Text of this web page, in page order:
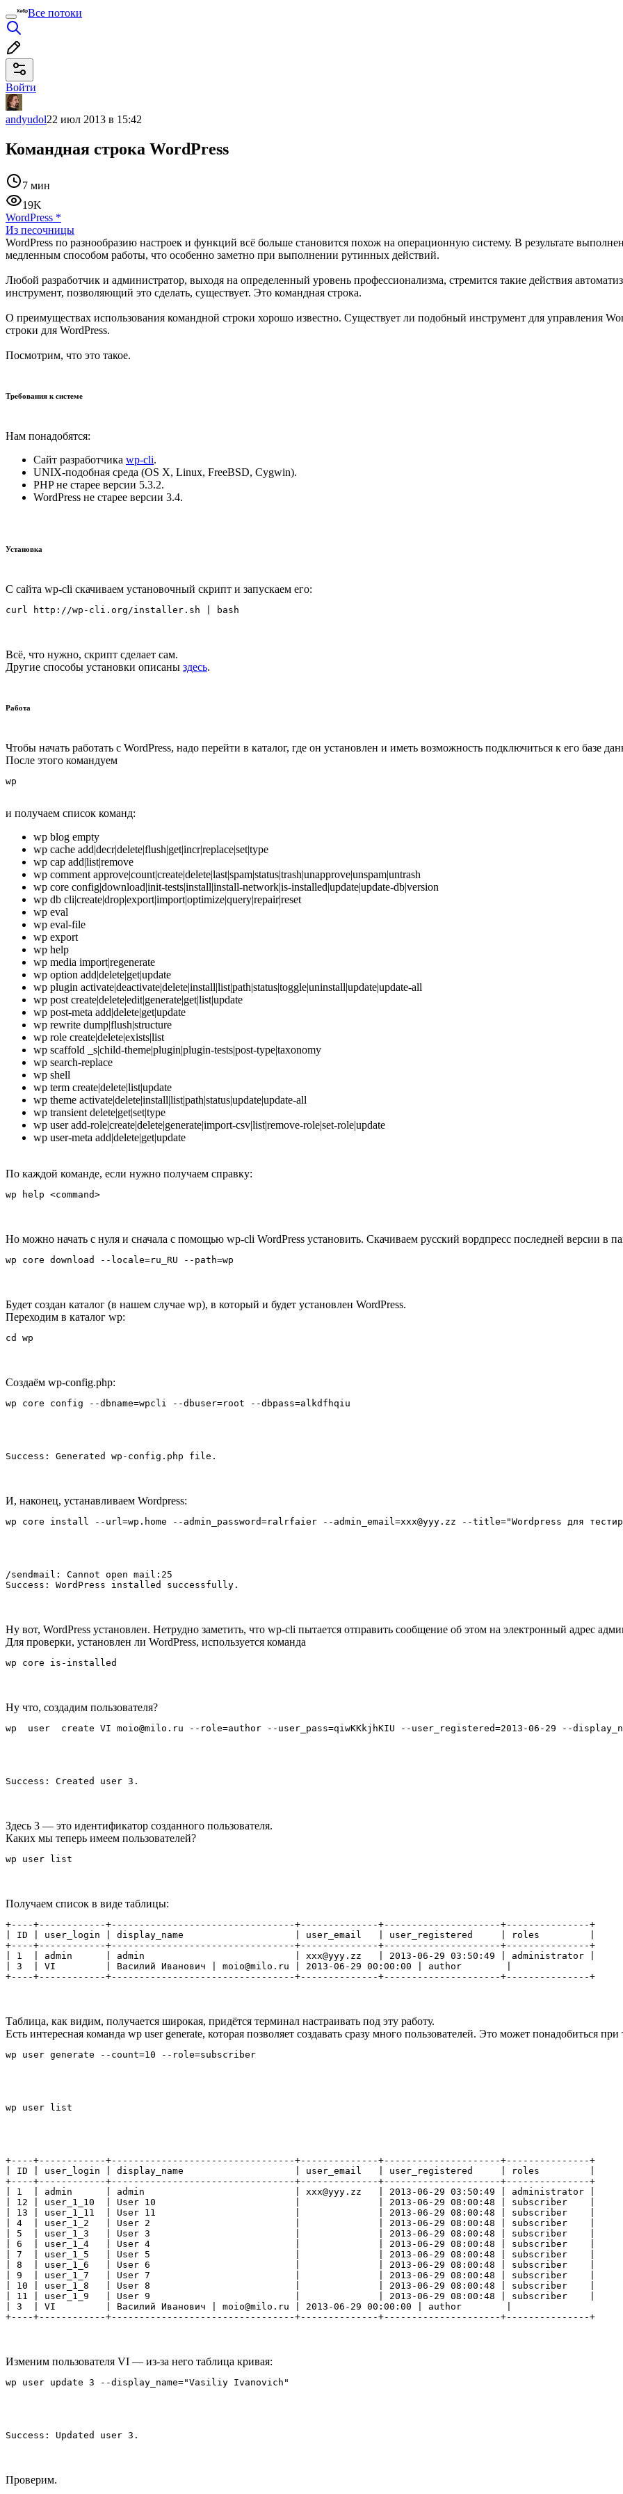
Все потоки
Войти
andyudol22 июл 2013 в 15:42
Командная строка WordPress
7 мин
19K
WordPress *
Из песочницы
WordPress по разнообразию настроек и функций всё больше становится похож на операционную систему. В результате
медленным способом работы, что особенно заметно при выполнении рутинных действий.
Любой разработчик и администратор, выходя на определенный уровень профессионализма, стремится такие действия
инструмент, позволяющий это сделать, существует. Это командная строка.
О преимуществах использования командной строки хорошо известно. Существует ли подобный инструмент для управления
строки для WordPress.
Посмотрим, что это такое.
Требования к системе
Нам понадобятся:
Сайт разработчика wp-cli.
UNIX-подобная среда (OS X, Linux, FreeBSD, Cygwin).
PHP не старее версии 5.3.2.
WordPress не старее версии 3.4.
Установка
С сайта wp-cli скачиваем установочный скрипт и запускаем его:
Всё, что нужно, скрипт сделает сам.
Другие способы установки описаны здесь.
Работа
Чтобы начать работать с WordPress, надо перейти в каталог, где он установлен и иметь возможность подключиться к его базе
После этого командуем
и получаем список команд:
wp blog empty
wp cache add|decr|delete|flush|get|incr|replace|set|type
wp cap add|list|remove
wp comment approve|count|create|delete|last|spam|status|trash|unapprove|unspam|untrash
wp core config|download|init-tests|install|install-network|is-installed|update|update-db|version
wp db cli|create|drop|export|import|optimize|query|repair|reset
wp eval
wp eval-file
wp export
wp help
wp media import|regenerate
wp option add|delete|get|update
wp plugin activate|deactivate|delete|install|list|path|status|toggle|uninstall|update|update-all
wp post create|delete|edit|generate|get|list|update
wp post-meta add|delete|get|update
wp rewrite dump|flush|structure
wp role create|delete|exists|list
wp scaffold _s|child-theme|plugin|plugin-tests|post-type|taxonomy
wp search-replace
wp shell
wp term create|delete|list|update
wp theme activate|delete|install|list|path|status|update|update-all
wp transient delete|get|set|type
wp user add-role|create|delete|generate|import-csv|list|remove-role|set-role|update
wp user-meta add|delete|get|update
По каждой команде, если нужно получаем справку:
Но можно начать с нуля и сначала с помощью wp-cli WordPress установить. Скачиваем русский вордпресс последней версии в
Будет создан каталог (в нашем случае wp), в который и будет установлен WordPress.
Переходим в каталог wp:
Создаём wp-config.php:
И, наконец, устанавливаем Wordpress:
/sendmail: Cannot open mail:25
Ну вот, WordPress установлен. Нетрудно заметить, что wp-cli пытается отправить сообщение об этом на электронный адрес
Для проверки, установлен ли WordPress, используется команда
Ну что, создадим пользователя?
Здесь 3 — это идентификатор созданного пользователя.
Каких мы теперь имеем пользователей?
wp user list
Получаем список в виде таблицы:
+----+------------+---------------------------------+--------------+---------------------+---------------+
| ID | user_login | display_name                    | user_email   | user_registered     | roles         |
+----+------------+---------------------------------+--------------+---------------------+---------------+
| 1  | admin      | admin                           | xxx@yyy.zz   | 2013-06-29 03:50:49 | administrator |
| 3  | VI         | Василий Иванович | moio@milo.ru | 2013-06-29 00:00:00 | author        |
+----+------------+---------------------------------+--------------+---------------------+---------------+
Таблица, как видим, получается широкая, придётся терминал настраивать под эту работу.
Есть интересная команда wp user generate, которая позволяет создавать сразу много пользователей. Это может понадобиться
wp user generate --count=10 --role=subscriber
wp user list
+----+------------+---------------------------------+--------------+---------------------+---------------+
| ID | user_login | display_name                    | user_email   | user_registered     | roles         |
+----+------------+---------------------------------+--------------+---------------------+---------------+
| 1  | admin      | admin                           | xxx@yyy.zz   | 2013-06-29 03:50:49 | administrator |
| 12 | user_1_10  | User 10                         |              | 2013-06-29 08:00:48 | subscriber    |
| 13 | user_1_11  | User 11                         |              | 2013-06-29 08:00:48 | subscriber    |
| 4  | user_1_2   | User 2                          |              | 2013-06-29 08:00:48 | subscriber    |
| 5  | user_1_3   | User 3                          |              | 2013-06-29 08:00:48 | subscriber    |
| 6  | user_1_4   | User 4                          |              | 2013-06-29 08:00:48 | subscriber    |
| 7  | user_1_5   | User 5                          |              | 2013-06-29 08:00:48 | subscriber    |
| 8  | user_1_6   | User 6                          |              | 2013-06-29 08:00:48 | subscriber    |
| 9  | user_1_7   | User 7                          |              | 2013-06-29 08:00:48 | subscriber    |
| 10 | user_1_8   | User 8                          |              | 2013-06-29 08:00:48 | subscriber    |
| 11 | user_1_9   | User 9                          |              | 2013-06-29 08:00:48 | subscriber    |
| 3  | VI         | Василий Иванович | moio@milo.ru | 2013-06-29 00:00:00 | author        |
+----+------------+---------------------------------+--------------+---------------------+---------------+
Изменим пользователя VI — из-за него таблица кривая:
Проверим.